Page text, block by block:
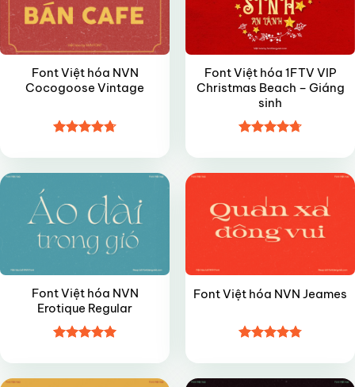
Font Việt hóa NVN
Cocogoose Vintage
hạng4.75
sao
Font Việt hóa 1FTV VIP
Christmas Beach – Giáng
sinh
hạng4.75
sao
Font Việt hóa NVN
Erotique Regular
hạng55
sao
Font Việt hóa NVN Jeames
hạng4.85
sao